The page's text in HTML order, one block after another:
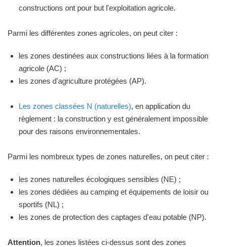
constructions ont pour but l'exploitation agricole.
Parmi les différentes zones agricoles, on peut citer :
les zones destinées aux constructions liées à la formation
agricole (AC) ;
les zones d'agriculture protégées (AP).
Les zones classées N (naturelles), en application du
règlement : la construction y est généralement impossible
pour des raisons environnementales.
Parmi les nombreux types de zones naturelles, on peut citer :
les zones naturelles écologiques sensibles (NE) ;
les zones dédiées au camping et équipements de loisir ou
sportifs (NL) ;
les zones de protection des captages d'eau potable (NP).
Attention, les zones listées ci-dessus sont des zones